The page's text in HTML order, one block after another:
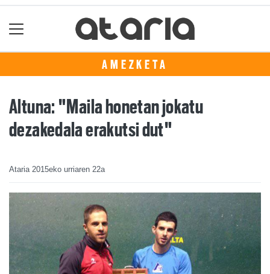
AMEZKETA
Altuna: "Maila honetan jokatu
dezakedala erakutsi dut"
Ataria 2015eko urriaren 22a